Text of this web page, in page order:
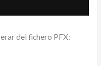
del fichero PFX: